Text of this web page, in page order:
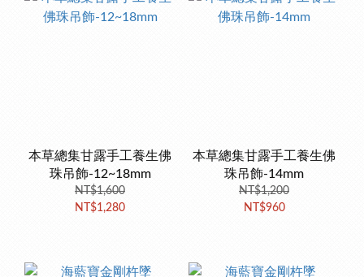
本草總集甘露手工養生佛
珠吊飾-12~18mm
NT$1,600
NT$1,280
本草總集甘露手工養生佛
珠吊飾-14mm
NT$1,200
NT$960